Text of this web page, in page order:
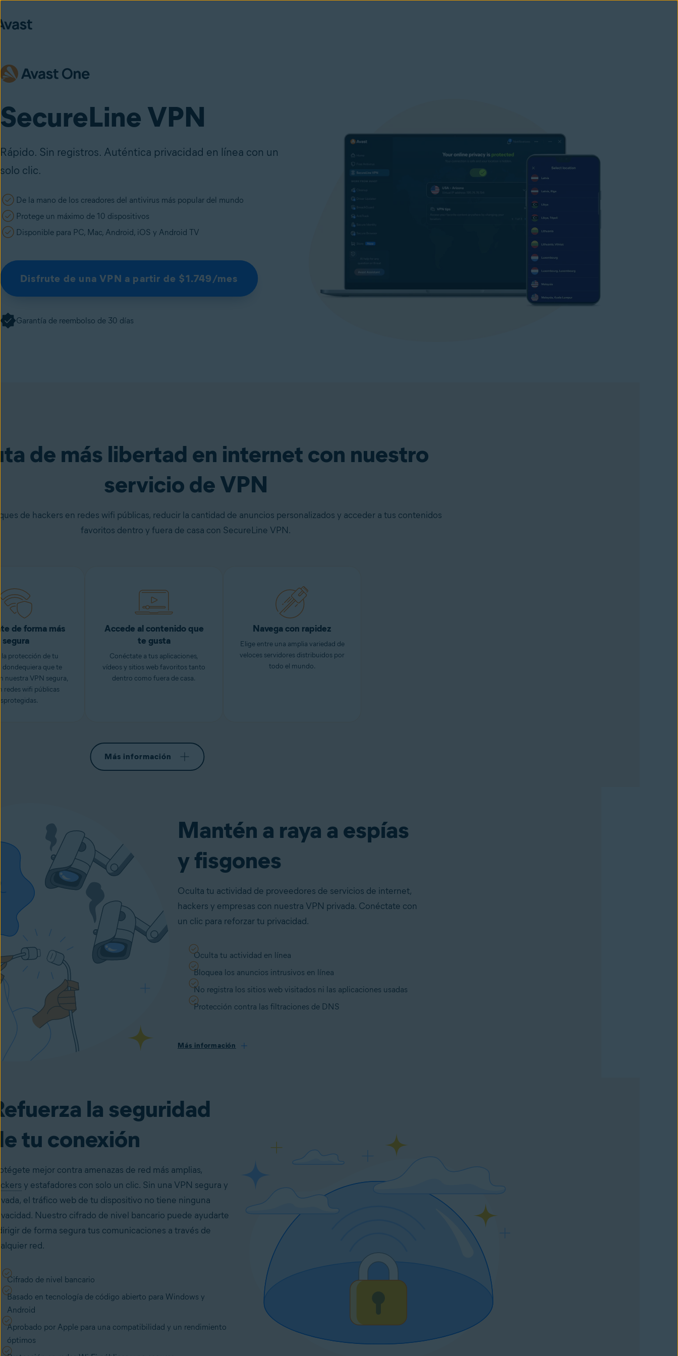
SecureLine VPN
Rápido. Sin registros. Auténtica privacidad en línea con un
solo clic.
De la mano de los creadores del antivirus más popular del mundo
Protege un máximo de 10 dispositivos
Disponible para PC, Mac, Android, iOS y Android TV
Disfrute de una VPN a partir de $1.749/mes
Garantía de reembolso de 30 días
de más libertad en internet con nuestro
servicio de VPN
de hackers en redes wifi públicas, reducir la cantidad de anuncios personalizados y acceder a tus contenidos
favoritos dentro y fuera de casa con SecureLine VPN.
de forma más
segura
la protección de tu
dondequiera que te
nuestra VPN segura,
redes wifi públicas
Accede al contenido que
te gusta
Conéctate a tus aplicaciones,
vídeos y sitios web favoritos tanto
dentro como fuera de casa.
Navega con rapidez
Elige entre una amplia variedad de
veloces servidores distribuidos por
todo el mundo.
Más información
Mantén a raya a espías
y fisgones
Oculta tu actividad de proveedores de servicios de internet,
hackers y empresas con nuestra VPN privada. Conéctate con
un clic para reforzar tu privacidad.
Oculta tu actividad en línea
Bloquea los anuncios intrusivos en línea
No registra los sitios web visitados ni las aplicaciones usadas
Protección contra las filtraciones de DNS
Más información
la seguridad
tu conexión
mejor contra amenazas de red más amplias,
y estafadores con solo un clic. Sin una VPN segura y
el tráfico web de tu dispositivo no tiene ninguna
Nuestro cifrado de nivel bancario puede ayudarte
de forma segura tus comunicaciones a través de
red.
Cifrado de nivel bancario
Basado en tecnología de código abierto para Windows y
Android
Aprobado por Apple para una compatibilidad y un rendimiento
óptimos